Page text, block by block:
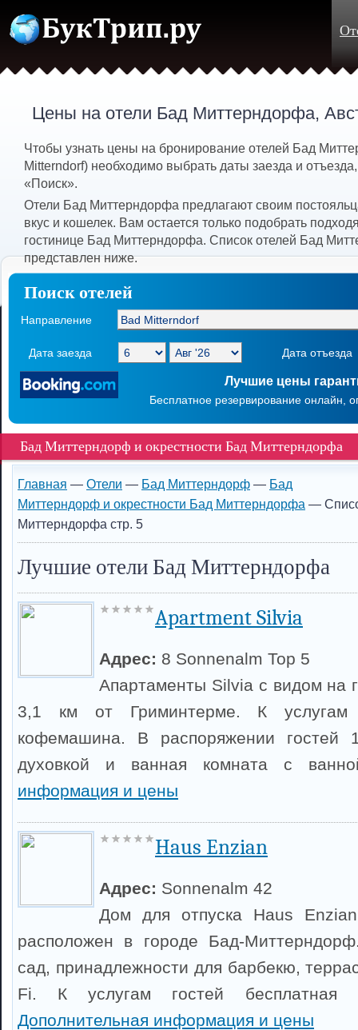
Цены на отели Бад Миттерндорфа,
Чтобы узнать цены на бронирование отелей Бад
Mitterndorf) необходимо выбрать даты заезда и
«Поиск».
Отели Бад Миттерндорфа предлагают своим
вкус и кошелек. Вам остается только подобрать
гостинице Бад Миттерндорфа. Список отелей Бад
представлен ниже.
Поиск отелей
Направление
Дата заезда Дата отъезда
Лучшие цены
Бесплатное резервирование онлайн,
Бад Миттерндорф и окрестности Бад Миттерндорфа
Главная — Отели — Бад Миттерндорф — Бад
Миттерндорф и окрестности Бад Миттерндорфа —
Миттерндорфа стр. 5
Лучшие отели Бад Миттерндорфа
Apartment Silvia
Адрес: 8 Sonnenalm Top 5
Апартаменты Silvia с видом на
3,1 км от Гриминтерме. К услугам
кофемашина. В распоряжении гостей
духовкой и ванная комната с
информация и цены
Haus Enzian
Адрес: Sonnenalm 42
Дом для отпуска Haus
расположен в городе Бад-
сад, принадлежности для барбекю,
Fi. К услугам гостей бесплатная
Дополнительная информация и цены